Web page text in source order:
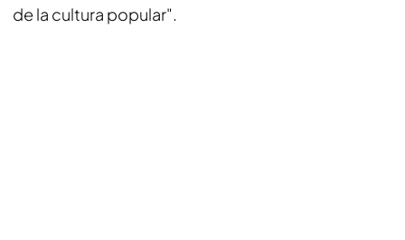
de la cultura popular".